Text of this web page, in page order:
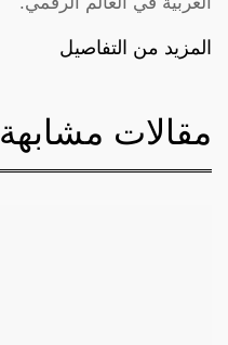
المزيد من التفاصيل
مقالات مشابهة